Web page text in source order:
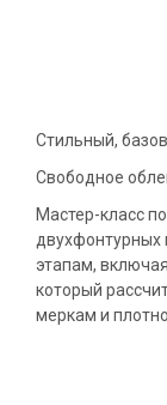
Стильный,
Свободное
Мастер-класс
двухфонтурных
этапам,
который
меркам и